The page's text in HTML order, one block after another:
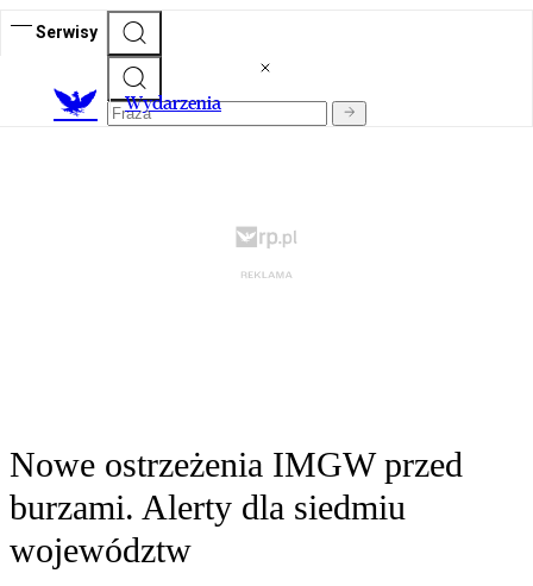
Serwisy
Wydarzenia
Nowe ostrzeżenia IMGW przed
burzami. Alerty dla siedmiu
województw